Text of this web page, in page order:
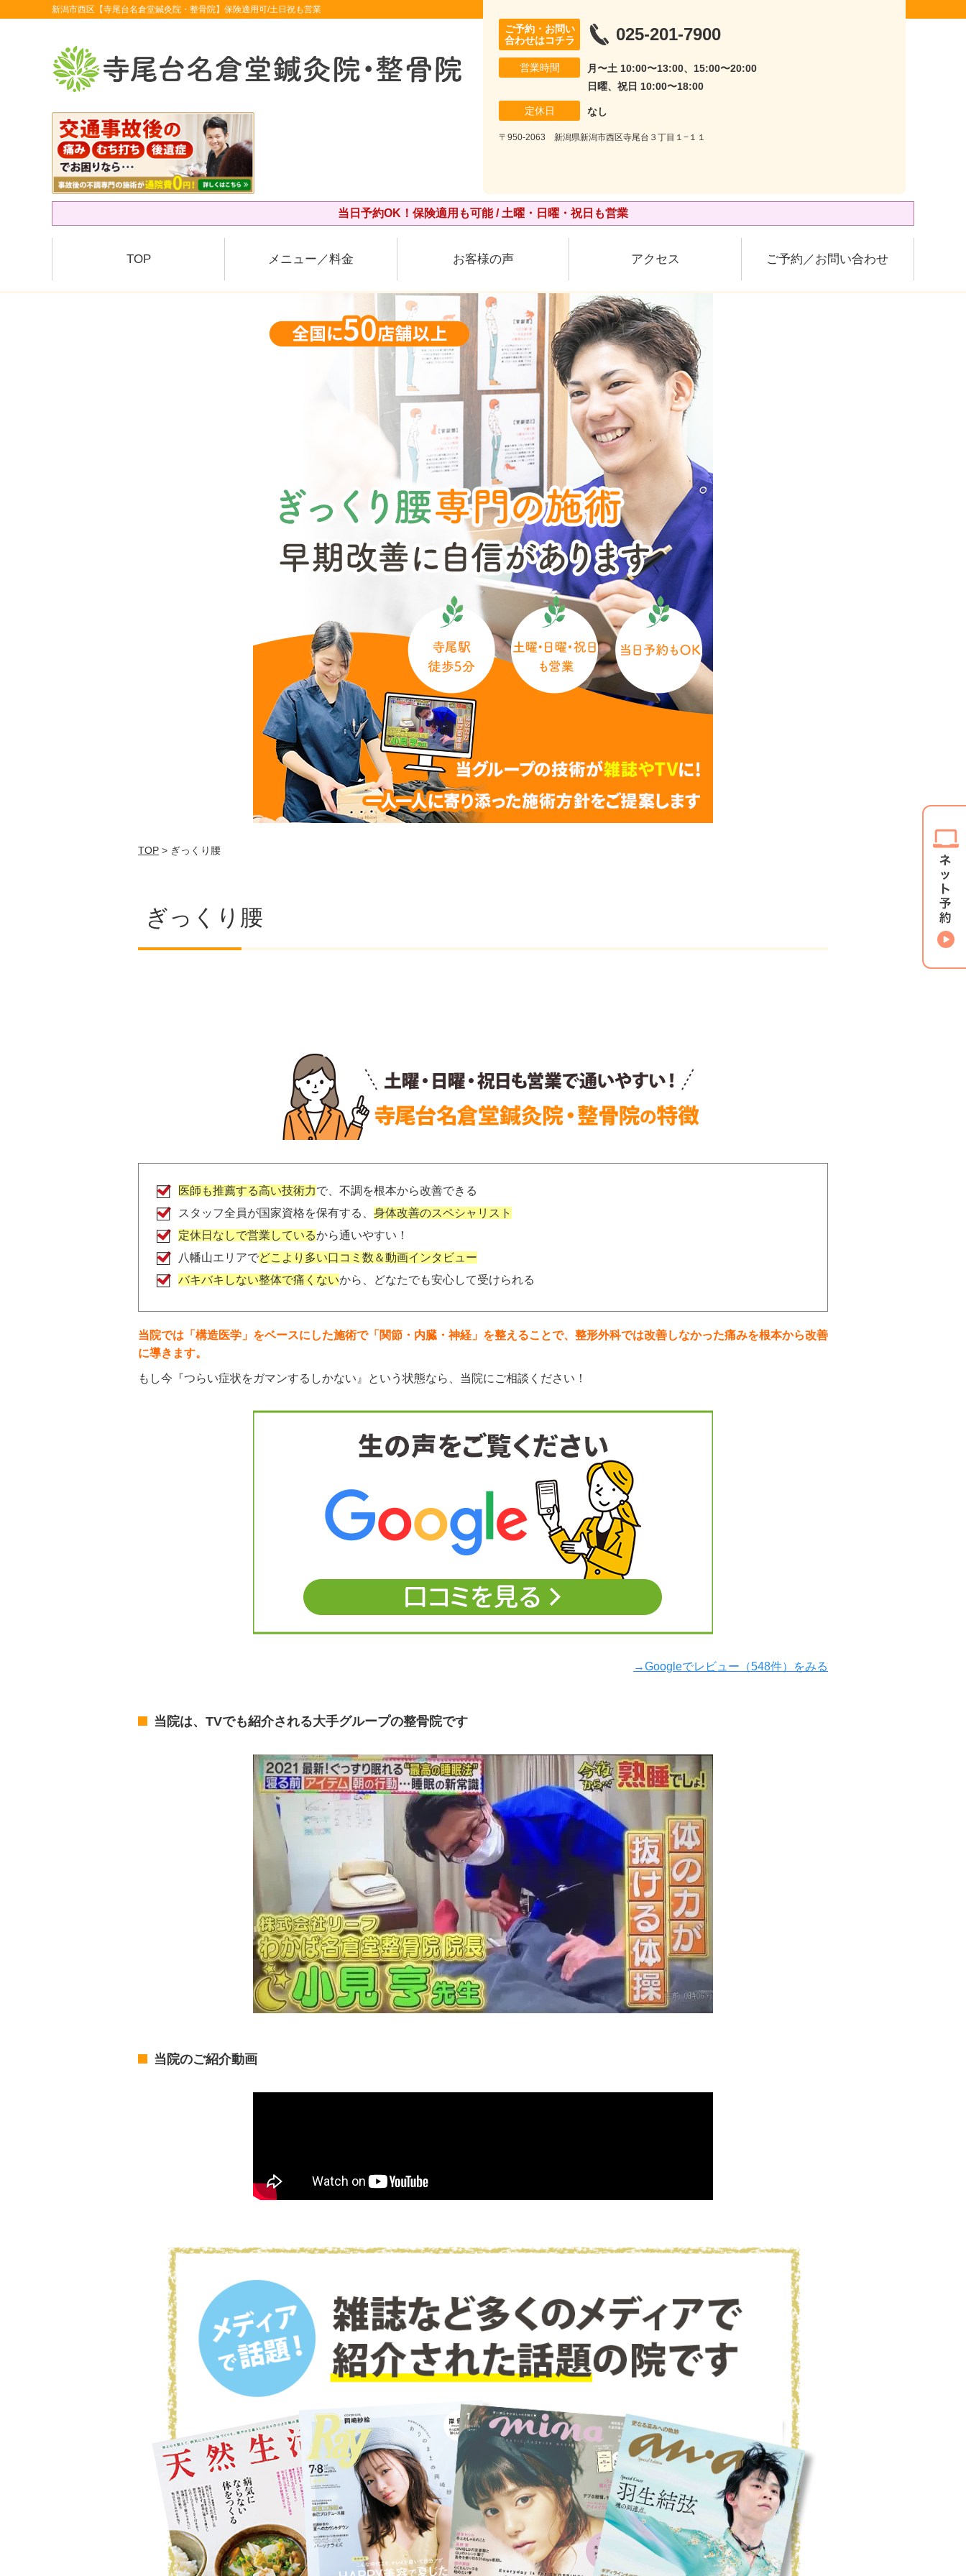
新潟市西区【寺尾台名倉堂鍼灸院・整骨院】保険適用可/土日祝も営業
ご予約・お問い
合わせはコチラ
025-201-7900
営業時間
月〜土 10:00〜13:00、15:00〜20:00
日曜、祝日 10:00〜18:00
定休日 なし
〒950-2063 新潟県新潟市西区寺尾台３丁目１−１１
当日予約OK！保険適用も可能 / 土曜・日曜・祝日も営業
TOP メニュー／料金 お客様の声 アクセス ご予約／お問い合わせ
TOP > ぎっくり腰
ぎっくり腰
医師も推薦する高い技術力で、不調を根本から改善できる
スタッフ全員が国家資格を保有する、 身体改善のスペシャリスト
定休日なしで営業しているから通いやすい！
八幡山エリアでどこより多い口コミ数＆動画インタビュー
バキバキしない整体で痛くないから、どなたでも安心して受けられる
当院では「構造医学」をベースにした施術で「関節・内臓・神経」を整えることで、整形外科では改善しなかった痛みを根本から改善
に導きます。
もし今『つらい症状をガマンするしかない』という状態なら、当院にご相談ください！
→Googleでレビュー（548件）をみる
当院は、TVでも紹介される大手グループの整骨院です
当院のご紹介動画